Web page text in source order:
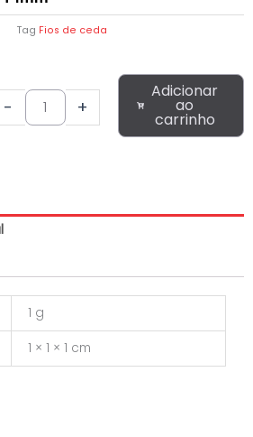
Tag Fios de ceda
- +
Adicionar
ao
carrinho
1 g
1 × 1 × 1 cm